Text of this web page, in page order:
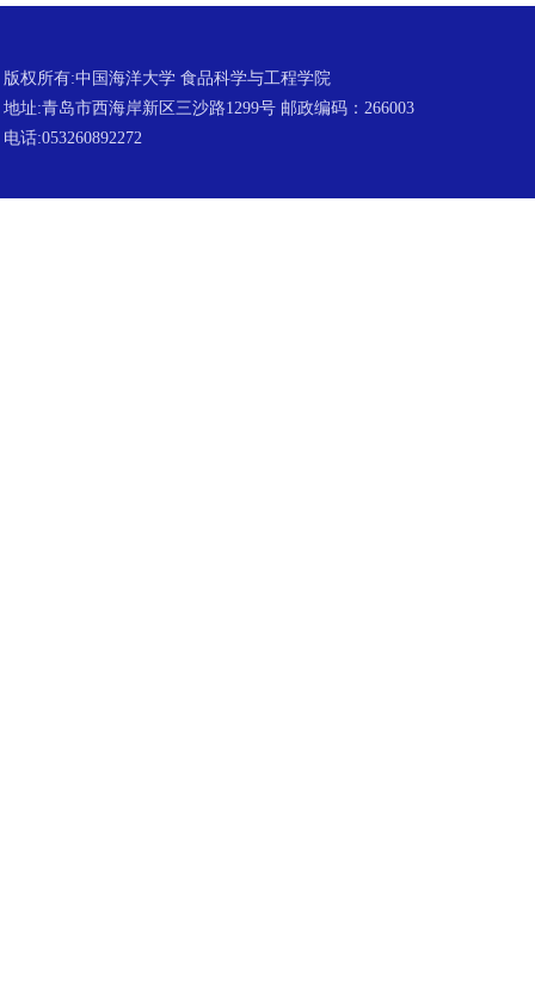
版权所有:中国海洋大学 食品科学与工程学院
地址:青岛市西海岸新区三沙路1299号 邮政编码：266003
电话:053260892272